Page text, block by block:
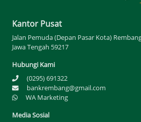
Kantor Pusat
Jalan Pemuda (Depan Pasar Kota)
Jawa Tengah 59217
Hubungi Kami
(0295) 691322
bankrembang@gmail.com
WA Marketing
Media Sosial